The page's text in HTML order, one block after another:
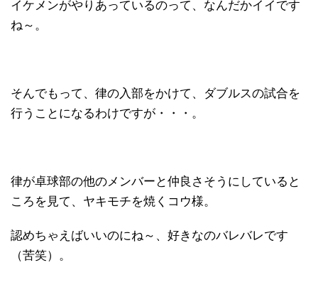
イケメンがやりあっているのって、なんだかイイです
ね～。
そんでもって、律の入部をかけて、ダブルスの試合を
行うことになるわけですが・・・。
律が卓球部の他のメンバーと仲良さそうにしていると
ころを見て、ヤキモチを焼くコウ様。
認めちゃえばいいのにね～、好きなのバレバレです
（苦笑）。